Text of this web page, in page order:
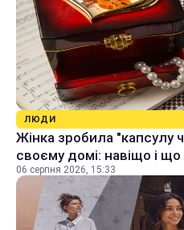
ЛЮДИ
Жінка зробила "капсулу
своєму домі: навіщо і
06 серпня 2026, 15:33